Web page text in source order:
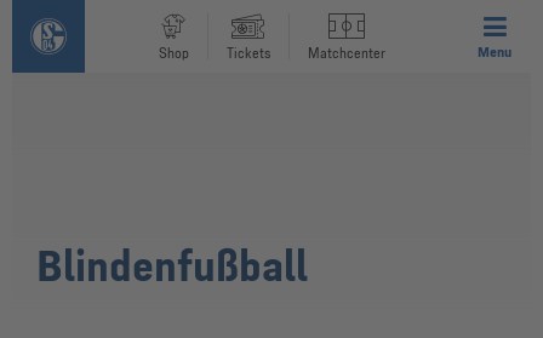
Shop Tickets Matchcenter Menu
Blindenfußball